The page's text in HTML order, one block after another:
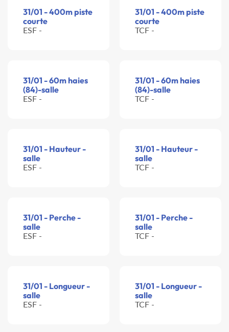
31/01 - 400m piste
courte
ESF -
31/01 - 400m piste
courte
TCF -
31/01 - 60m haies
(84)-salle
ESF -
31/01 - 60m haies
(84)-salle
TCF -
31/01 - Hauteur -
salle
ESF -
31/01 - Hauteur -
salle
TCF -
31/01 - Perche -
salle
ESF -
31/01 - Perche -
salle
TCF -
31/01 - Longueur -
salle
ESF -
31/01 - Longueur -
salle
TCF -